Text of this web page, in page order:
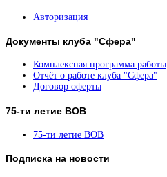
Авторизация
Документы клуба "Сфера"
Комплексная программа работы
Отчёт о работе клуба "Сфера"
Договор оферты
75-ти летие ВОВ
75-ти летие ВОВ
Подписка на новости